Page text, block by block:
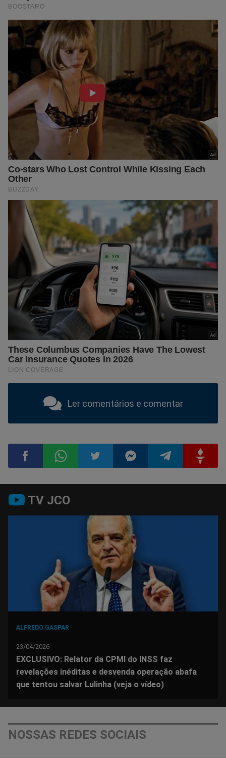
Ler comentários e comentar
Compartilhar
no
no
Whatsapp
no
Twitter
no
Messenger
no
no
TV JCO
ALFREDO GASPAR
23/04/2026
EXCLUSIVO: Relator da CPMI do INSS faz
revelações inéditas e desvenda operação abafa
que tentou salvar Lulinha (veja o vídeo)
NOSSAS REDES SOCIAIS